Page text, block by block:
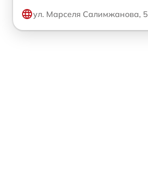
ул. Марселя Салимжанова, 5